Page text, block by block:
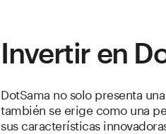
Invertir en
DotSama no solo presenta
también se erige como una
sus características